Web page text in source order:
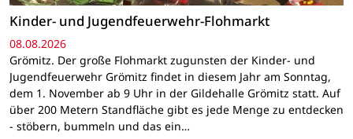
Kinder- und Jugendfeuerwehr-Flohmarkt
08.08.2026
Grömitz. Der große Flohmarkt zugunsten der Kinder- und
Jugendfeuerwehr Grömitz findet in diesem Jahr am Sonntag,
dem 1. November ab 9 Uhr in der Gildehalle Grömitz statt. Auf
über 200 Metern Standfläche gibt es jede Menge zu entdecken
- stöbern, bummeln und das ein…